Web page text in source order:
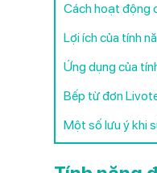
Catalog Bình
Catalog Bình
Catalog Bình
Catalog Nồi cơm
Catalog Nồi
Cách hoạt động
Lợi ích của tính
Ứng dụng của
Bếp từ đơn
Một số lưu ý khi